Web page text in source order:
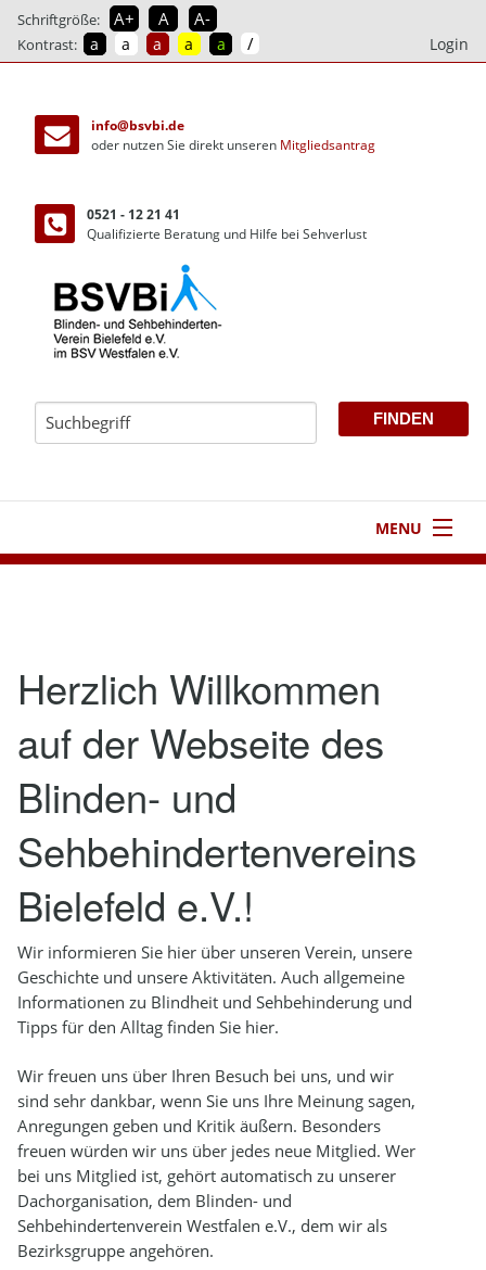
Schriftgröße: A+ A A-
Kontrast: a a a a a / Login
info@bsvbi.de
oder nutzen Sie direkt unseren Mitgliedsantrag
0521 - 12 21 41
Qualifizierte Beratung und Hilfe bei Sehverlust
zum
Inhalt
MENU
3Aktivitäten
Kontakt
Herzlich Willkommen
auf der Webseite des
Blinden- und
Sehbehindertenvereins
Bielefeld e.V.!
Wir informieren Sie hier über unseren Verein, unsere
Geschichte und unsere Aktivitäten. Auch allgemeine
Informationen zu Blindheit und Sehbehinderung und
Tipps für den Alltag finden Sie hier.
Wir freuen uns über Ihren Besuch bei uns, und wir
sind sehr dankbar, wenn Sie uns Ihre Meinung sagen,
Anregungen geben und Kritik äußern. Besonders
freuen würden wir uns über jedes neue Mitglied. Wer
bei uns Mitglied ist, gehört automatisch zu unserer
Dachorganisation, dem Blinden- und
Sehbehindertenverein Westfalen e.V., dem wir als
Bezirksgruppe angehören.